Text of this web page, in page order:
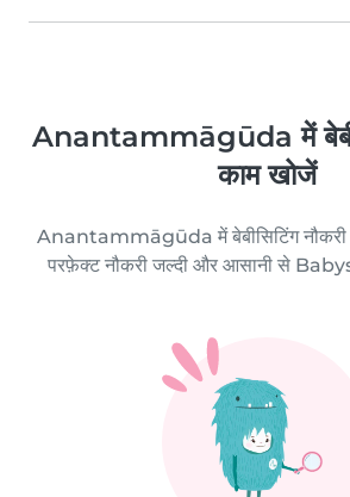
Anantammāgūda में
काम खोजें
Anantammāgūda में बेबीसिटिंग नौकरी
परफ़ेक्ट नौकरी जल्दी और आसानी से